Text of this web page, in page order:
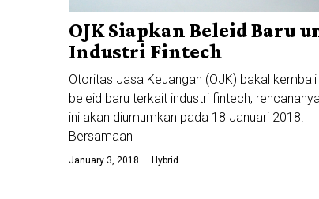
OJK Siapkan Beleid Baru
Industri Fintech
Otoritas Jasa Keuangan (OJK) bakal kembali
beleid baru terkait industri fintech,
ini akan diumumkan pada 18 Januari 2018.
Bersamaan
January 3, 2018 Hybrid